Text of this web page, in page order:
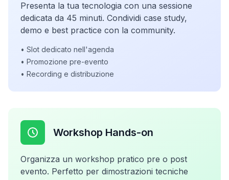
Presenta la tua tecnologia con una sessione
dedicata da 45 minuti. Condividi case study,
demo e best practice con la community.
• Slot dedicato nell'agenda
• Promozione pre-evento
• Recording e distribuzione
Workshop Hands-on
Organizza un workshop pratico pre o post
evento. Perfetto per dimostrazioni tecniche